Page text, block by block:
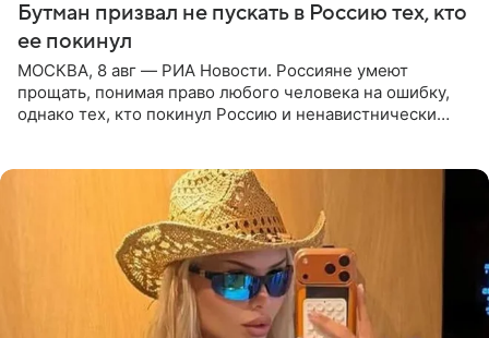
Бутман призвал не пускать в Россию тех, кто
ее покинул
МОСКВА, 8 авг — РИА Новости. Россияне умеют
прощать, понимая право любого человека на ошибку,
однако тех, кто покинул Россию и ненавистнически